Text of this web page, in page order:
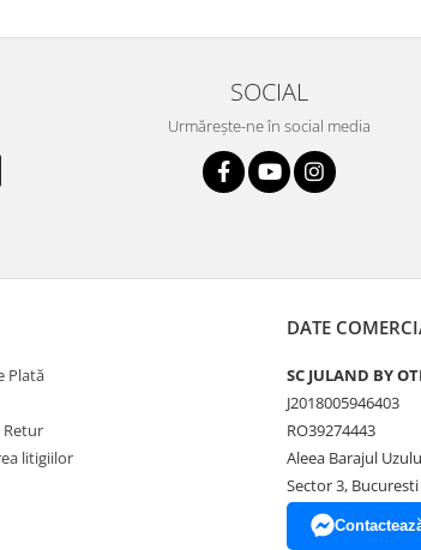
SOCIAL
Urmărește-ne în social media
Plată
Retur
litigiilor
DATE
SC JULAND BY
J2018005946403
RO39274443
Aleea Barajul
Sector 3, Bucuresti